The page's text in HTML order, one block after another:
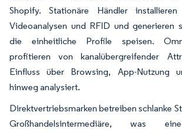
Shopify. Stationäre Händler
Videoanalysen und RFID und generieren
die einheitliche Profile speisen. Omni-
profitieren von kanalübergreifender
Einfluss über Browsing, App-Nutzung
hinweg analysiert.
Direktvertriebsmarken betreiben schlanke
Großhandelsintermediäre, was